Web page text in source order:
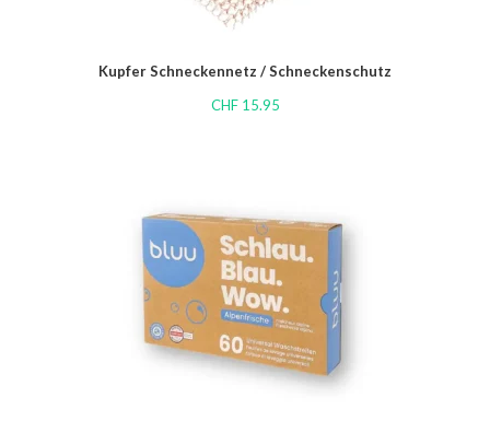
Kupfer Schneckennetz / Schneckenschutz
CHF15.95